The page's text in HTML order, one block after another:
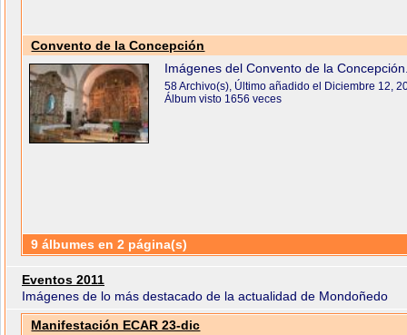
Convento de la Concepción
Imágenes del Convento de la
58 Archivo(s), Último añadido el Diciembre 12,
Álbum visto 1656 veces
9 álbumes en 2 página(s)
Eventos 2011
Imágenes de lo más destacado de la actualidad de Mondoñedo
Manifestación ECAR 23-dic